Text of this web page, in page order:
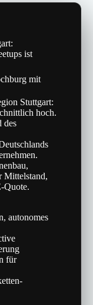
ist
mit
Stuttgart:
hoch.
des
Mittelstand,
Quote.
autonomes
für